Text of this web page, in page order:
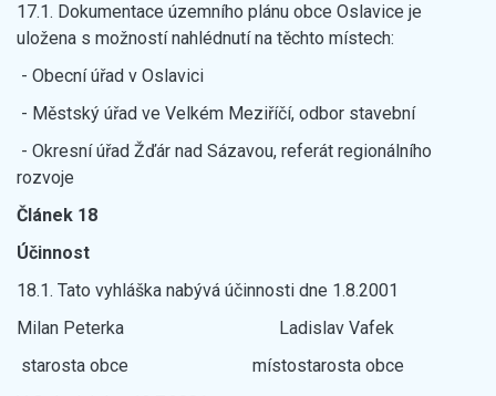
17.1. Dokumentace územního plánu obce Oslavice je
uložena s možností nahlédnutí na těchto místech:
- Obecní úřad v Oslavici
- Městský úřad ve Velkém Meziříčí, odbor stavební
- Okresní úřad Žďár nad Sázavou, referát regionálního
rozvoje
Článek 18
Účinnost
18.1. Tato vyhláška nabývá účinnosti dne 1.8.2001
Milan Peterka Ladislav Vafek
starosta obce místostarosta obce